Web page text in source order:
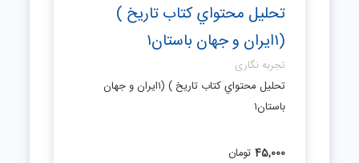
تحليل محتواي كتاب تاريخ )
(١ايران و جهان باستان١
تجربه نگاری
تحليل محتواي كتاب تاريخ ) (١ايران و جهان
باستان١
45,000 تومان